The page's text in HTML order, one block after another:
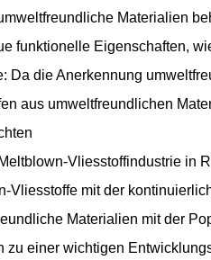
Materialien
funktionelle Eigenschaften,
Da die Anerkennung
aus umweltfreundlichen
Vliesstoffindustrie in
Vliesstoffe mit der
Materialien mit der
zu einer wichtigen